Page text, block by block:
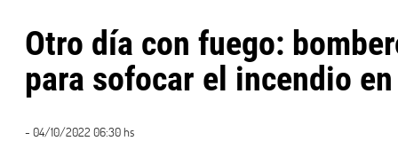
Otro día con fuego:
para sofocar el incendio
- 04/10/2022 06:30 hs